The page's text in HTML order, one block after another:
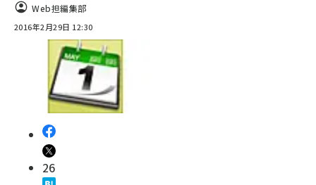
Web担編集部
2016年2月29日 12:30
26